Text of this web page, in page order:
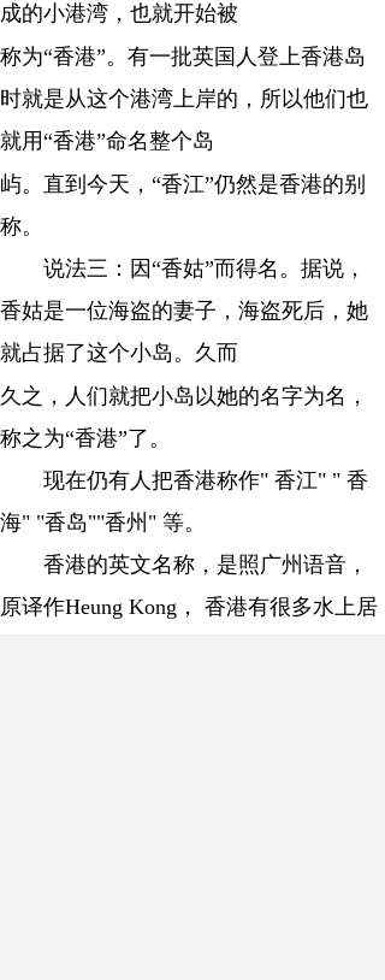
成的小港湾，也就开始被
称为“香港”。有一批英国人登上香港岛
时就是从这个港湾上岸的，所以他们也
就用“香港”命名整个岛
屿。直到今天，“香江”仍然是香港的别
称。
说法三：因“香姑”而得名。据说，
香姑是一位海盗的妻子，海盗死后，她
就占据了这个小岛。久而
久之，人们就把小岛以她的名字为名，
称之为“香港”了。
现在仍有人把香港称作" 香江" " 香
海" "香岛""香州" 等。
香港的英文名称，是照广州语音，
原译作Heung Kong， 香港有很多水上居